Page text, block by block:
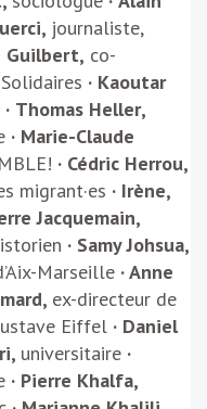
, journaliste,
Guilbert, co-
· Kaoutar
· Thomas Heller,
· Marie-Claude
· Cédric Herrou,
migrant·es · Irène,
Jacquemain,
· Samy Johsua,
Marseille · Anne
ex-directeur de
Eiffel · Daniel
universitaire ·
· Pierre Khalfa,